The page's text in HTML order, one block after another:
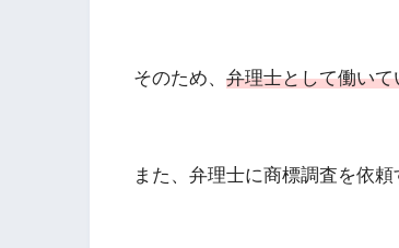
そのため、 弁理士として働い
また、弁理士に商標調査を依